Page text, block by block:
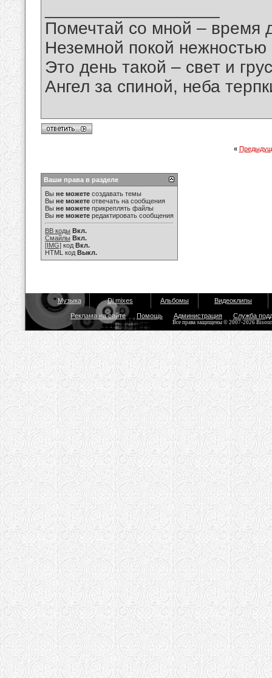
Помечтай со мной – время
Неземной покой нежностью
Это день такой – свет и
Ангел за спиной, неба
«
Ваши права в разделе
Вы не можете создавать темы
Вы не можете отвечать на сообщения
Вы не можете прикреплять файлы
Вы не можете редактировать сообщения
BB коды Вкл.
Смайлы Вкл.
[IMG] код Вкл.
HTML код Выкл.
Музыка Dj mixes Альбомы Видеоклипы
Реклама на сайте Помощь Администрация Служба
Все права защищены © 2007-2026